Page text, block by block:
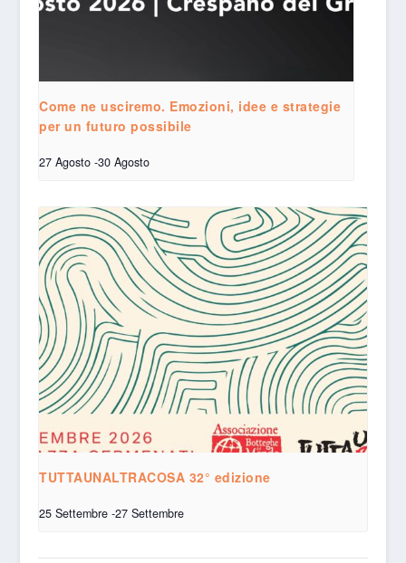
Come ne usciremo. Emozioni, idee e strategie
per un futuro possibile
27 Agosto -30 Agosto
TUTTAUNALTRACOSA 32° edizione
25 Settembre -27 Settembre